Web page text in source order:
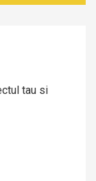
tau si